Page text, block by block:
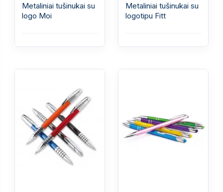
Metaliniai tušinukai su
logo Moi
Metaliniai tušinukai su
logotipu Fitt